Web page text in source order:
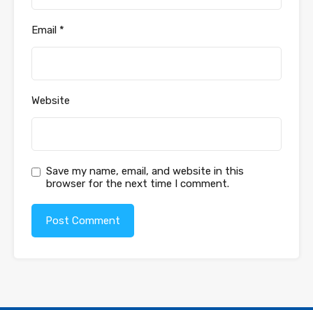
Email *
Website
Save my name, email, and website in this
browser for the next time I comment.